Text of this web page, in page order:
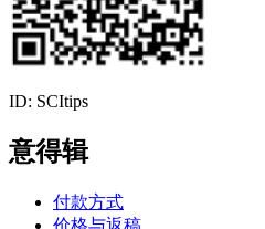
ID: SCItips
意得辑
付款方式
价格与返稿